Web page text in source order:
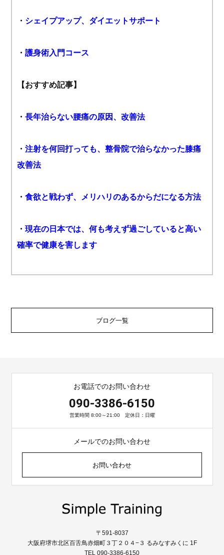
・ シェイプアップ、ダイエットサポート
・護身術入門コース
【おすすめ記事】
・長年治らない腰痛の原因、改善法
・注射を何回打っても、整骨院で治らなかった膝痛
改善法
・食欲と戦わず、メリハリのあるからだになる方法
・現在の日本では、何も考えず過ごしていると高い
確率で健康を害します
ブログ一覧
お電話でのお問い合わせ
090-3386-6150
営業時間 8:00～21:00 定休日：日曜
メールでのお問い合わせ
お問い合わせ
〒591-8037
大阪府堺市北区百舌鳥赤畑町３丁２０４−３ るみなすみくに 1F
TEL 090-3386-6150